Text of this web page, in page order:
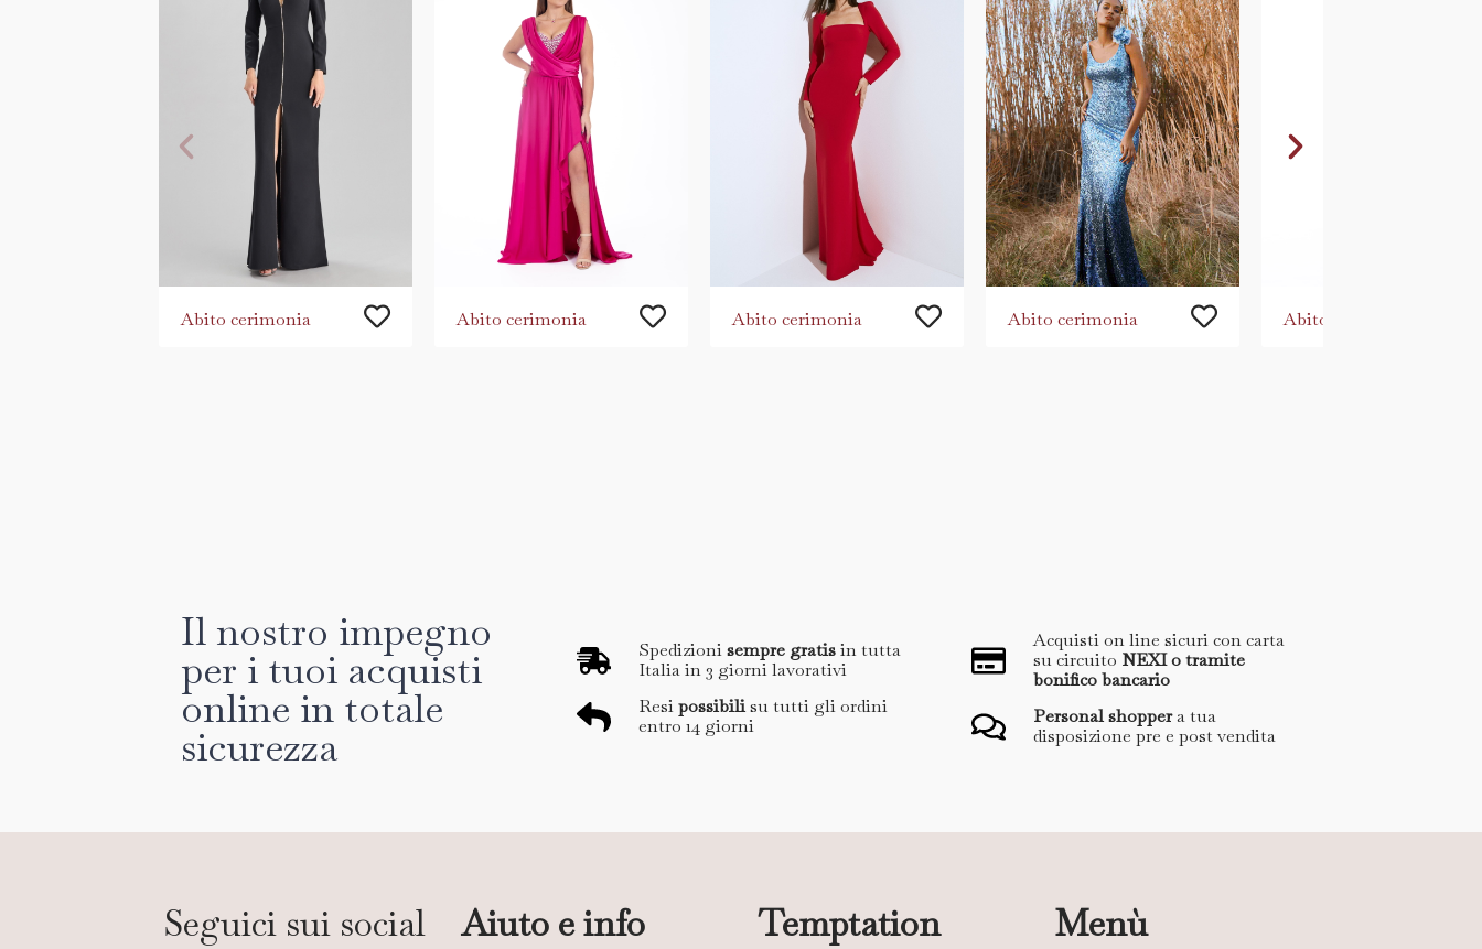
Abito cerimonia Abito cerimonia Abito cerimonia Abito cerimonia Abito cerimonia
Il nostro impegno
per i tuoi acquisti
online in totale
sicurezza
Spedizionisempre gratisin tutta
Italia in 3 giorni lavorativi
Resipossibilisu tutti gli ordini
entro 14 giorni
Acquisti on line sicuri con carta
su circuito NEXI o tramite
bonifico bancario
Personal shoppera tua
disposizione pre e post vendita
Seguici sui social Aiuto e info Temptation Menù